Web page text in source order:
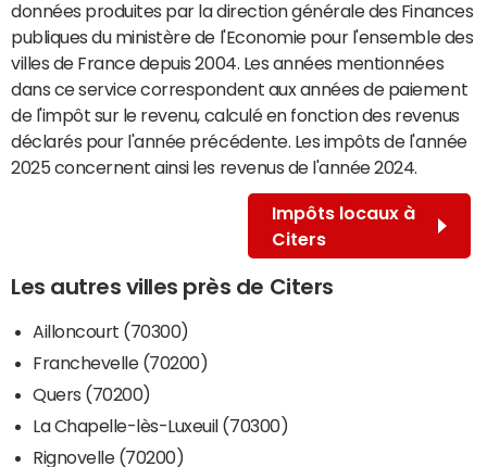
données produites par la direction générale des Finances
publiques du ministère de l'Economie pour l'ensemble des
villes de France depuis 2004. Les années mentionnées
dans ce service correspondent aux années de paiement
de l'impôt sur le revenu, calculé en fonction des revenus
déclarés pour l'année précédente. Les impôts de l'année
2025 concernent ainsi les revenus de l'année 2024.
Impôts locaux à
Citers
Les autres villes près de Citers
Ailloncourt (70300)
Franchevelle (70200)
Quers (70200)
La Chapelle-lès-Luxeuil (70300)
Rignovelle (70200)